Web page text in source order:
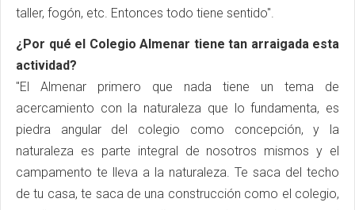
taller, fogón, etc. Entonces todo tiene sentido".
¿Por qué el Colegio Almenar tiene tan arraigada esta
actividad?
"El Almenar primero que nada tiene un tema de
acercamiento con la naturaleza que lo fundamenta, es
piedra angular del colegio como concepción, y la
naturaleza es parte integral de nosotros mismos y el
campamento te lleva a la naturaleza. Te saca del techo
de tu casa, te saca de una construcción como el colegio,